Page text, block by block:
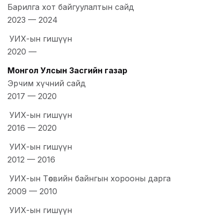
Барилга хот байгуулалтын сайд
2023 — 2024
УИХ-ын гишүүн
2020 —
Монгол Улсын Засгийн газар
Эрчим хүчний сайд
2017 — 2020
УИХ-ын гишүүн
2016 — 2020
УИХ-ын гишүүн
2012 — 2016
УИХ-ын Төсвийн байнгын хорооны дарга
2009 — 2010
УИХ-ын гишүүн